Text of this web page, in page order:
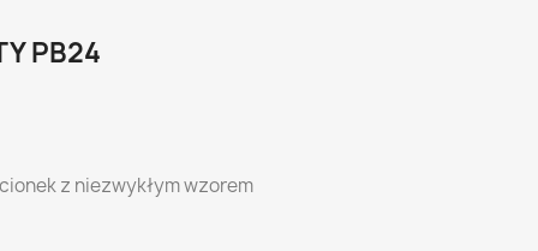
PB24
z niezwykłym wzorem